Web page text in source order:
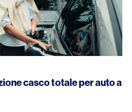
casco totale per auto a